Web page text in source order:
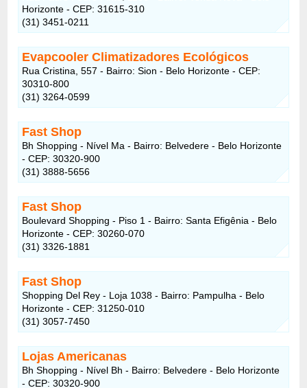
Horizonte - CEP: 31615-310
(31) 3451-0211
Evapcooler Climatizadores Ecológicos
Rua Cristina, 557 - Bairro: Sion - Belo Horizonte - CEP:
30310-800
(31) 3264-0599
Fast Shop
Bh Shopping - Nível Ma - Bairro: Belvedere - Belo Horizonte
- CEP: 30320-900
(31) 3888-5656
Fast Shop
Boulevard Shopping - Piso 1 - Bairro: Santa Efigênia - Belo
Horizonte - CEP: 30260-070
(31) 3326-1881
Fast Shop
Shopping Del Rey - Loja 1038 - Bairro: Pampulha - Belo
Horizonte - CEP: 31250-010
(31) 3057-7450
Lojas Americanas
Bh Shopping - Nível Bh - Bairro: Belvedere - Belo Horizonte
- CEP: 30320-900